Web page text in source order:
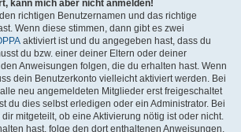
kann mich aber nicht anmelden!
richtigen Benutzernamen und das richtige
Wenn diese stimmen, dann gibt es zwei
aktiviert ist und du angegeben hast, dass du
du bzw. einer deiner Eltern oder deiner
Anweisungen folgen, die du erhalten hast. Wenn
dein Benutzerkonto vielleicht aktiviert werden. Bei
neu angemeldeten Mitglieder erst freigeschaltet
du dies selbst erledigen oder ein Administrator. Bei
mitgeteilt, ob eine Aktivierung nötig ist oder nicht.
hast, folge den dort enthaltenen Anweisungen.